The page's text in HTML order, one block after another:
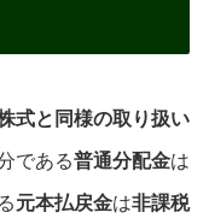
株式と同様の取り扱い
である普通分配金は
元本払戻金は非課税